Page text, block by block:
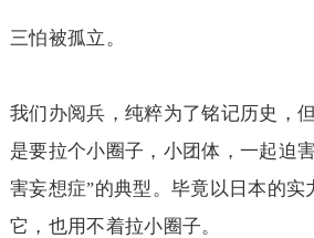
三怕被孤立。
我们办阅兵，纯粹为了铭记历史，
是要拉个小圈子，小团体，一起迫
害妄想症”的典型。毕竟以日本的实
它，也用不着拉小圈子。